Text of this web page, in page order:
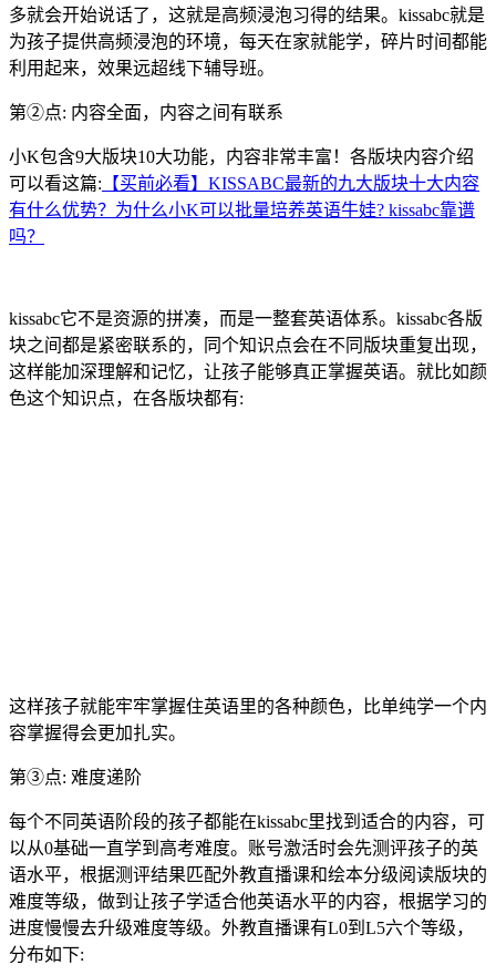
多就会开始说话了，这就是高频浸泡习得的结果。kissabc就是
为孩子提供高频浸泡的环境，每天在家就能学，碎片时间都能
利用起来，效果远超线下辅导班。
第②点: 内容全面，内容之间有联系
小K包含9大版块10大功能，内容非常丰富！各版块内容介绍
可以看这篇: 【买前必看】KISSABC最新的九大版块十大内容
有什么优势？为什么小K可以批量培养英语牛娃? kissabc靠谱
吗？
kissabc它不是资源的拼凑，而是一整套英语体系。kissabc各版
块之间都是紧密联系的，同个知识点会在不同版块重复出现，
这样能加深理解和记忆，让孩子能够真正掌握英语。就比如颜
色这个知识点，在各版块都有:
这样孩子就能牢牢掌握住英语里的各种颜色，比单纯学一个内
容掌握得会更加扎实。
第③点: 难度递阶
每个不同英语阶段的孩子都能在kissabc里找到适合的内容，可
以从0基础一直学到高考难度。账号激活时会先测评孩子的英
语水平，根据测评结果匹配外教直播课和绘本分级阅读版块的
难度等级，做到让孩子学适合他英语水平的内容，根据学习的
进度慢慢去升级难度等级。外教直播课有L0到L5六个等级，
分布如下: